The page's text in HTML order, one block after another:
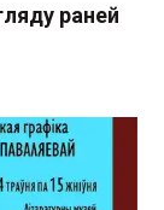
раней